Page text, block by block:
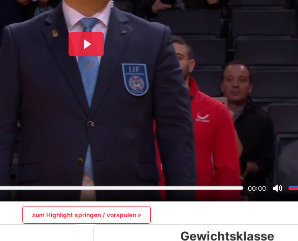
zum Highlight springen / vorspulen »
Gewichtsklasse